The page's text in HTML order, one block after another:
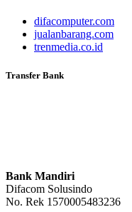
difacomputer.com
jualanbarang.com
trenmedia.co.id
Transfer Bank
Bank Mandiri
Difacom Solusindo
No. Rek 1570005483236